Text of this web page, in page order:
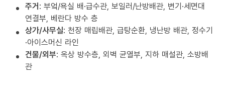
주거: 부엌/욕실 배·급수관, 보일러/난방배관, 변기·세면대
연결부, 베란다 방수 층
상가/사무실: 천장 매립배관, 급탕순환, 냉난방 배관, 정수기
·아이스머신 라인
건물/외부: 옥상 방수층, 외벽 균열부, 지하 매설관, 소방배
관